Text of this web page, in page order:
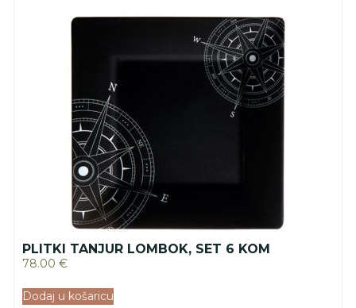
PLITKI TANJUR LOMBOK, SET 6 KOM
78.00 €
Dodaj u košaricu